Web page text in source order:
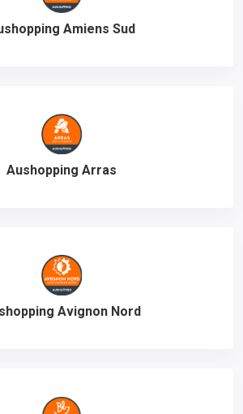
Amiens Sud
Aushopping Arras
Avignon Nord